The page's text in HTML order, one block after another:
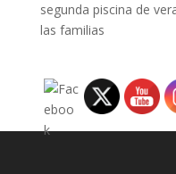
segunda piscina de
las familias